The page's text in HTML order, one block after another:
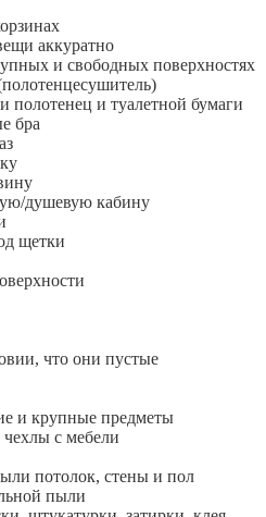
аккуратно
и свободных поверхностях
полотенец и туалетной бумаги
бра
душевую кабину
щетки
что они пустые
и крупные предметы
с мебели
потолок, стены и пол
пыли